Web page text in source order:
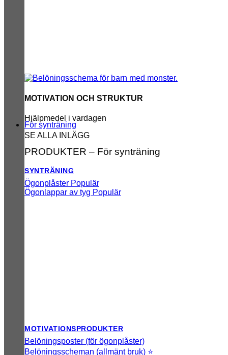
MOTIVATION OCH STRUKTUR
Hjälpmedel i vardagen
SE ALLA INLÄGG
För synträning
PRODUKTER – För synträning
SYNTRÄNING
Ögonplåster
Ögonlappar av tyg
MOTIVATIONSPRODUKTER
Belöningsposter (för ögonplåster)
Belöningsscheman (allmänt bruk) ⭐